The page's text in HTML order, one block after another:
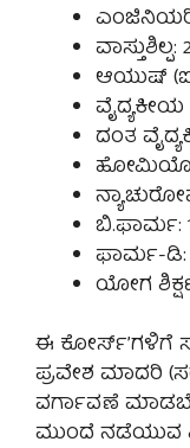
ವಾಸ್ತುಶಿಲ್ಪ:
ಆಯುಷ್
ದಂತ
ಬಿ.ಫಾರ್ಮ:
ಫಾರ್ಮ-ಡಿ:
ಯೋಗ
ಈ ಕೋರ್ಸ್’ಗಳಿಗೆ
ಪ್ರವೇಶ ಮಾದರಿ
ವರ್ಗಾವಣೆ
ಮುಂದೆ ನಡೆಯುವ